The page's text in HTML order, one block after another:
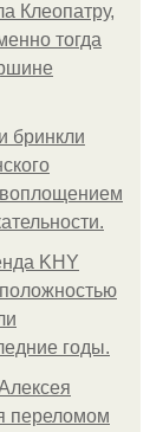
Клеопатру,
тогда
бринкли
KHY
годы.
переломом